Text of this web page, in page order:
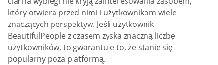
który otwiera przed nimi i użytkownikom wiele
znaczących perspektyw. Jeśli użytkownik
BeautifulPeople z czasem zyska znaczną liczbę
użytkowników, to gwarantuje to, że stanie się
popularny poza platformą.